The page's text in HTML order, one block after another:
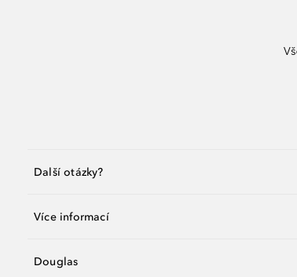
Další otázky?
Více informací
Douglas